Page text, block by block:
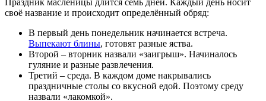
Праздник масленицы длится семь дней. Каждый день носит
своё название и происходит определённый обряд:
В первый день понедельник начинается встреча.
Выпекают блины, готовят разные яства.
Второй – вторник назвали «заигрыш». Начиналось
гуляние и разные развлечения.
Третий – среда. В каждом доме накрывались
праздничные столы со вкусной едой. Поэтому среду
назвали «лакомкой».